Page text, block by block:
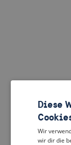
Diese
Wir
wir dir die